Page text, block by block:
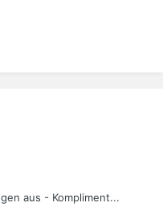
aus - Kompliment...